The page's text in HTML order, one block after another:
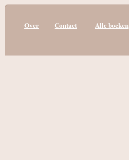
Over Contact Alle boeken